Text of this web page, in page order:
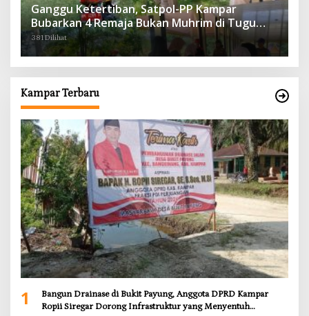
Ganggu Ketertiban, Satpol-PP Kampar
Bubarkan 4 Remaja Bukan Muhrim di Tugu
Batu Hitam dan Tigo Tungku Sajoangan
381 Dilihat
Kampar Terbaru
1
Bangun Drainase di Bukit Payung, Anggota DPRD Kampar
Ropii Siregar Dorong Infrastruktur yang Menyentuh